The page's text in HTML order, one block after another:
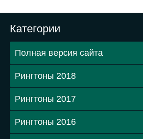
Категории
Полная версия сайта
Рингтоны 2018
Рингтоны 2017
Рингтоны 2016